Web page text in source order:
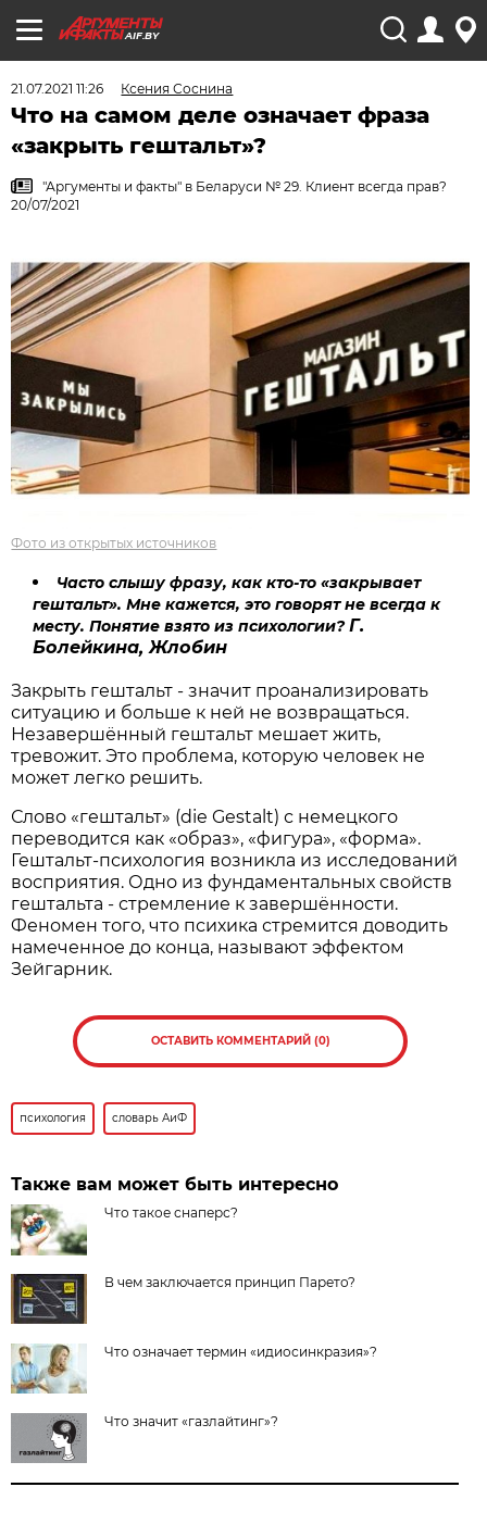
AIF.BY
21.07.2021 11:26 Ксения Соснина
Что на самом деле означает фраза
«закрыть гештальт»?
"Аргументы и факты" в Беларуси № 29. Клиент всегда прав?
20/07/2021
Фото из открытых источников
Часто слышу фразу, как кто-то «закрывает
гештальт». Мне кажется, это говорят не всегда к
месту. Понятие взято из психологии?Г.
Болейкина, Жлобин
Закрыть гештальт - значит проанализировать
ситуацию и больше к ней не возвращаться.
Незавершённый гештальт мешает жить,
тревожит. Это проблема, которую человек не
может легко решить.
Слово «гештальт» (die Gestalt) с немецкого
переводится как «образ», «фигура», «форма».
Гештальт-психология возникла из исследований
восприятия. Одно из фундаментальных свойств
гештальта - стремление к завершённости.
Феномен того, что психика стремится доводить
намеченное до конца, называют эффектом
Зейгарник.
ОСТАВИТЬ КОММЕНТАРИЙ (0)
психология словарь АиФ
Также вам может быть интересно
Что такое снаперс?
В чем заключается принцип Парето?
Что означает термин «идиосинкразия»?
Что значит «газлайтинг»?